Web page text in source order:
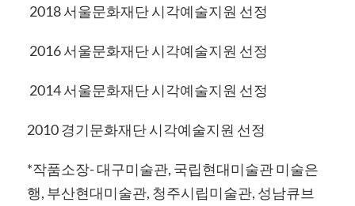
2018 서울문화재단 시각예술지원 선정
2016 서울문화재단 시각예술지원 선정
2014 서울문화재단 시각예술지원 선정
2010 경기문화재단 시각예술지원 선정
*작품소장- 대구미술관, 국립현대미술관 미술은
행, 부산현대미술관, 청주시립미술관, 성남큐브